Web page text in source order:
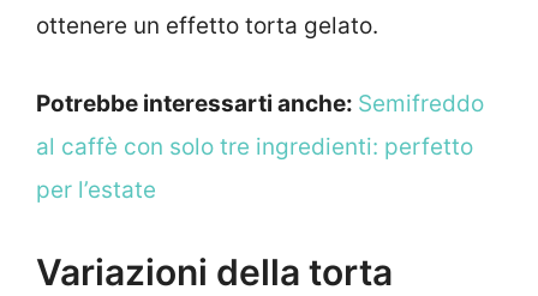
ottenere un effetto torta gelato.
Potrebbe interessarti anche: Semifreddo
al caffè con solo tre ingredienti: perfetto
per l’estate
Variazioni della torta